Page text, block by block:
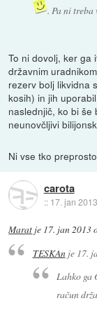
. Pa ni treba
To ni dovolj, ker ga
državnim
rezerv bolj likvidna
kosih) in jih
naslednjič, ko bi še
neunovčljivi
Ni vse tko
carota
:: 17. jan
Marat je 17. jan 2013
TESKAnje 17.
Lahko ga
račun